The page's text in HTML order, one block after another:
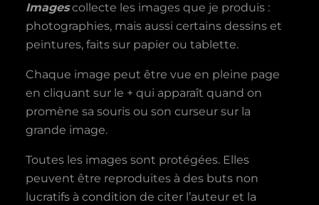
Imagescollecte les images que je produis :
photographies, mais aussi certains dessins et
peintures, faits sur papier ou tablette.
Chaque image peut être vue en pleine page
en cliquant sur le + qui apparaît quand on
promène sa souris ou son curseur sur la
grande image.
Toutes les images sont protégées. Elles
peuvent être reproduites à des buts non
lucratifs à condition de citer l’auteur et la